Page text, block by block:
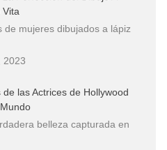
Vita
de mujeres dibujados a lápiz
2023
de las Actrices de Hollywood
belleza capturada en